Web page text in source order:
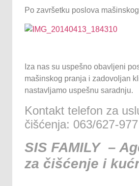
Po završetku poslova
Iza nas su uspešno obavljeni
mašinskog pranja i zadovoljan
nastavljamo uspešnu saradnju.
Kontakt telefon za
čišćenja: 063/627-977
SIS FAMILY –
za čišćenje i